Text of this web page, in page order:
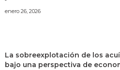
enero 26, 2026
La sobreexplotación de los
bajo una perspectiva de